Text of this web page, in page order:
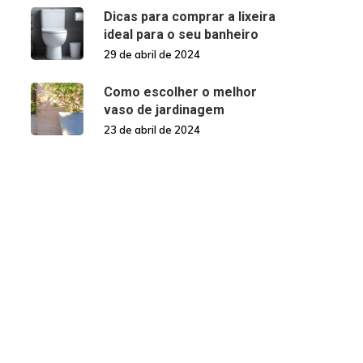
Dicas para comprar a lixeira
ideal para o seu banheiro
29 de abril de 2024
Como escolher o melhor
vaso de jardinagem
23 de abril de 2024